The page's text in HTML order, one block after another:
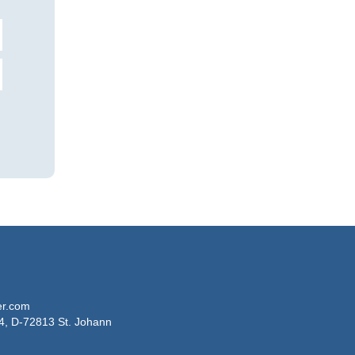
D-72813 St. Johann